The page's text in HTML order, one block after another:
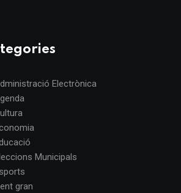
Electrònica
Municipals
gran